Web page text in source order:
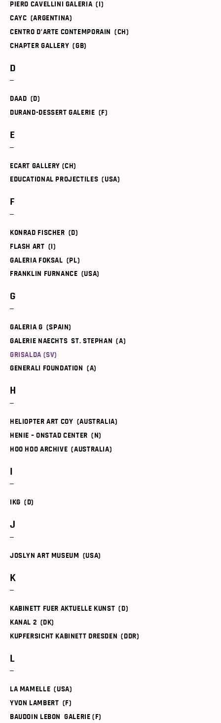
PIERO CAVELLINI GALERIA (I)
CAYC (ARGENTINA)
CENTRO D’ARTE CONTEMPORAIN (CH)
CHAPTER GALLERY (GB)
D
DAAD (D)
DURAND-DESSERT GALERIE (F)
E
ECART GALLERY (CH)
EDUCATIONAL PROJECTILES (USA)
F
KONRAD FISCHER (D)
FLASH ART (I)
GALERIA FOKSAL (PL)
FRANKLIN FURNANCE (USA)
G
GALERIA G (SPAIN)
GALERIE NAECHTS ST. STEPHAN (A)
GRISALDA (SV)
GENERALI FOUNDATION (A)
H
HELIOPTER ART COY (AUSTRALIA)
HENIE – ONSTAD CENTER (N)
HOO HOO ARCHIVE (AUSTRALIA)
I
IKG (D)
J
JOSLYN ART MUSEUM (USA)
K
KABINETT FUER AKTUELLE KUNST (D)
KANAL 2 (DK)
KUPFERSICHT KABINETT DRESDEN (DDR)
L
LA MAMELLE (USA)
YVON LAMBERT (F)
BAUDOIN LEBON GALERIE (F)